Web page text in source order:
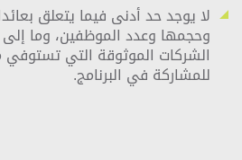
لا يوجد حد أدنى فيما يتعلق
وحجمها وعدد الموظفين، وما
الشركات الموثوقة التي تستوفي
للمشاركة في البرنامج.